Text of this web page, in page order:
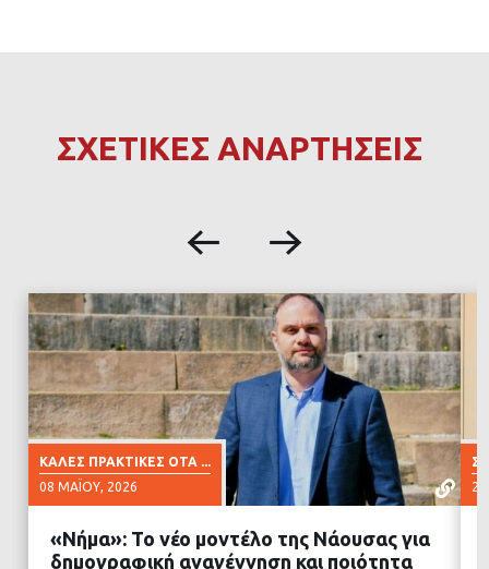
ΣΧΕΤΙΚΕΣ ΑΝΑΡΤΗΣΕΙΣ
ΚΑΛΈΣ ΠΡΑΚΤΙΚΈΣ ΟΤΑ ...
08 ΜΑΪ́ΟΥ, 2026
«Νήμα»: Το νέο μοντέλο της Νάουσας για
δημογραφική αναγέννηση και ποιότητα